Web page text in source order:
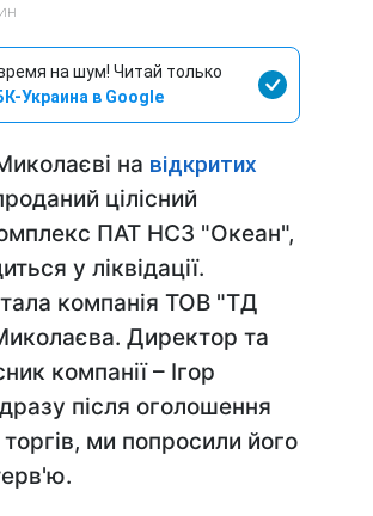
на шум! Читай только
Украина в Google
на відкритих
цілісний
ПАТ НСЗ "Океан",
у ліквідації.
компанія ТОВ "ТД
Директор та
компанії – Ігор
після оголошення
торгів, ми попросили його